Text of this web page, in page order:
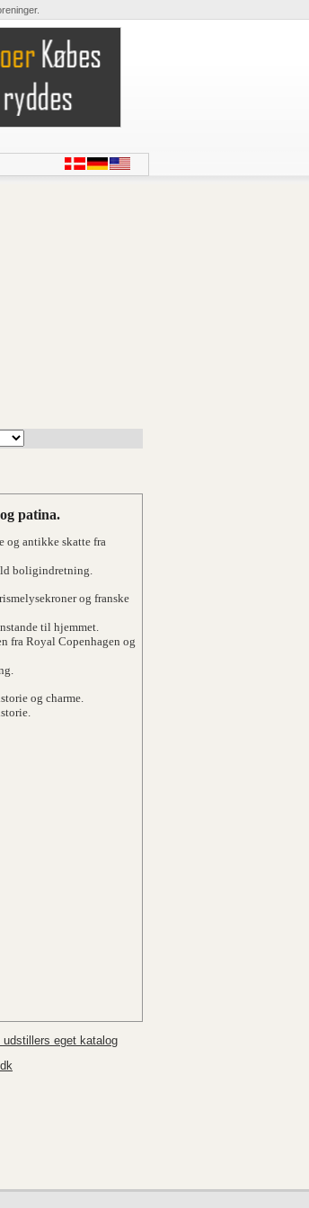
patina.
og antikke skatte fra
boligindretning.
og franske
til hjemmet.
fra Royal Copenhagen og
og charme.
udstillers eget katalog